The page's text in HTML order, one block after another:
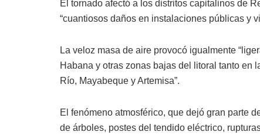
El tornado afectó a los distritos capitalinos de
“cuantiosos daños en instalaciones públicas y
La veloz masa de aire provocó igualmente
Habana y otras zonas bajas del litoral tanto en
Río, Mayabeque y Artemisa”.
El fenómeno atmosférico, que dejó gran parte
de árboles, postes del tendido eléctrico,